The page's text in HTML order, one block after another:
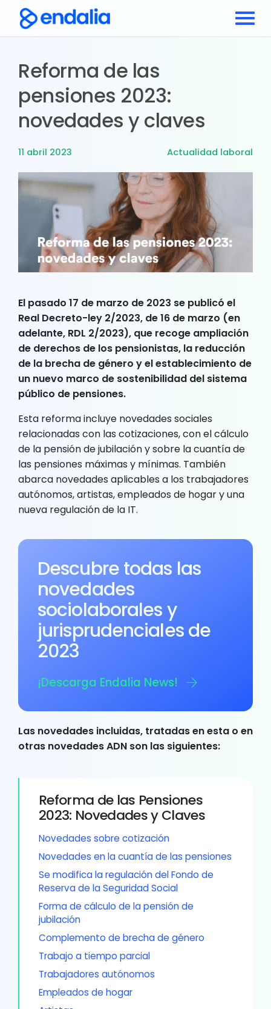
Reforma de las
pensiones 2023:
novedades y claves
11 abril 2023 Actualidad laboral
El pasado 17 de marzo de 2023 se publicó el
Real Decreto-ley 2/2023, de 16 de marzo (en
adelante, RDL 2/2023), que recoge ampliación
de derechos de los pensionistas, la reducción
de la brecha de género y el establecimiento de
un nuevo marco de sostenibilidad del sistema
público de pensiones.
Esta reforma incluye novedades sociales
relacionadas con las cotizaciones, con el cálculo
de la pensión de jubilación y sobre la cuantía de
las pensiones máximas y mínimas. También
abarca novedades aplicables a los trabajadores
autónomos, artistas, empleados de hogar y una
nueva regulación de la IT.
Descubre todas las
novedades
sociolaborales y
jurisprudenciales de
2023
¡Descarga Endalia News!
Las novedades incluidas, tratadas en esta o en
otras novedades ADN son las siguientes:
Reforma de las Pensiones
2023: Novedades y Claves
Novedades sobre cotización
Novedades en la cuantía de las pensiones
Se modifica la regulación del Fondo de
Reserva de la Seguridad Social
Forma de cálculo de la pensión de
jubilación
Complemento de brecha de género
Trabajo a tiempo parcial
Trabajadores autónomos
Empleados de hogar